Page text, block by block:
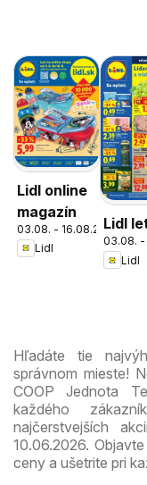
Lidl online
magazín
03.08. - 16.08.2026
Lidl
Lidl
03.08. -
Lidl
Hľadáte tie
správnom mieste!
COOP Jednota
každého
najčerstvejších
10.06.2026.
ceny a ušetrite pri